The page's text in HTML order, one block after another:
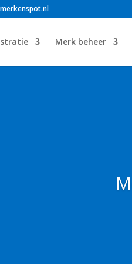
Merk beheer